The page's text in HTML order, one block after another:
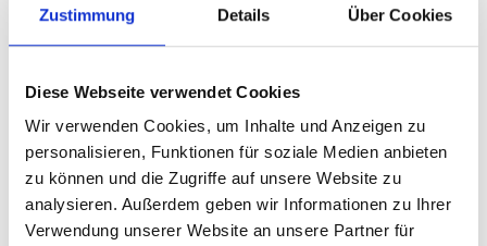
Zustimmung Details Über Cookies
Diese Webseite verwendet Cookies
Wir verwenden Cookies, um Inhalte und Anzeigen zu
personalisieren, Funktionen für soziale Medien anbieten
zu können und die Zugriffe auf unsere Website zu
analysieren. Außerdem geben wir Informationen zu Ihrer
Verwendung unserer Website an unsere Partner für
Produktdetails